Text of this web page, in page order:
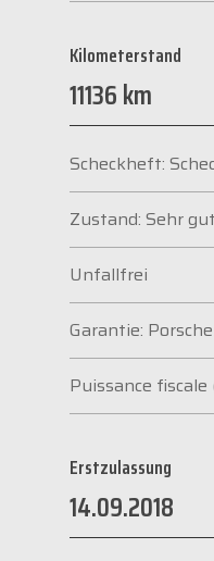
Kilometerstand
11136 km
Scheckheft:
Zustand: Sehr
Unfallfrei
Garantie:
Puissance fiscale
Erstzulassung
14.09.2018